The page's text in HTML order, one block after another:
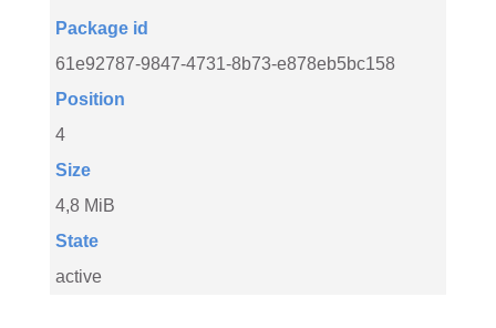
Package id
61e92787-9847-4731-8b73-e878eb5bc158
Position
4
Size
4,8 MiB
State
active